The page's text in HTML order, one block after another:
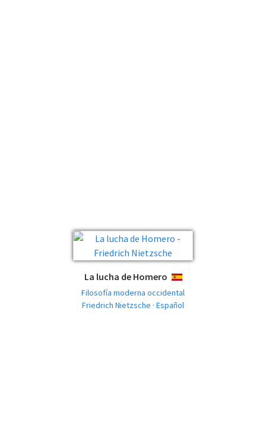
La lucha de Homero ESPAÑOL
Filosofía moderna occidental
Friedrich Nietzsche · Español